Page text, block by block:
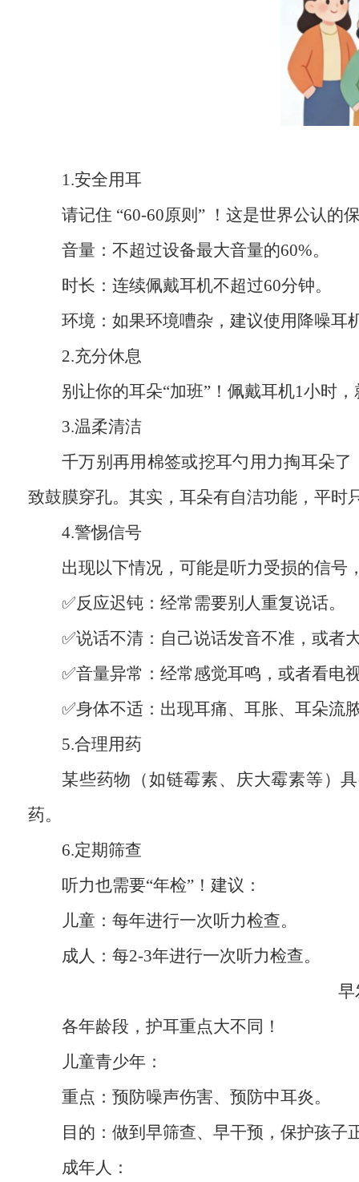
1.安全用耳
请记住 “60-60原则” ！这是世界公认的
音量：不超过设备最大音量的60%。
时长：连续佩戴耳机不超过60分钟。
环境：如果环境嘈杂，建议使用降噪耳
2.充分休息
别让你的耳朵“加班”！佩戴耳机1小时
3.温柔清洁
千万别再用棉签或挖耳勺用力掏耳朵
致鼓膜穿孔。其实，耳朵有自洁功能，平时
4.警惕信号
出现以下情况，可能是听力受损的信号
✅反应迟钝：经常需要别人重复说话。
✅说话不清：自己说话发音不准，或者
✅音量异常：经常感觉耳鸣，或者看电
✅身体不适：出现耳痛、耳胀、耳朵流
5.合理用药
某些药物（如链霉素、庆大霉素等）
药。
6.定期筛查
听力也需要“年检”！建议：
儿童：每年进行一次听力检查。
成人：每2-3年进行一次听力检查。
早
各年龄段，护耳重点大不同！
儿童青少年：
重点：预防噪声伤害、预防中耳炎。
目的：做到早筛查、早干预，保护孩子
成年人：